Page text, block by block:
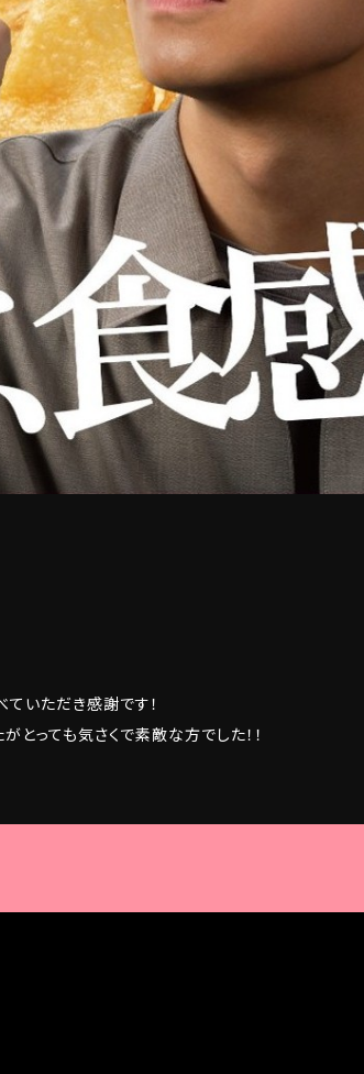
いただき感謝です！
っても気さくで素敵な方でした！！